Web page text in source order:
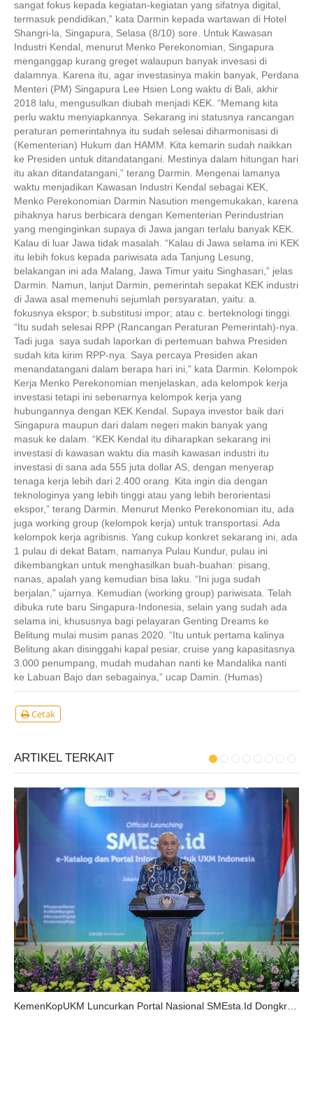
sangat fokus kepada kegiatan-kegiatan yang sifatnya digital,
termasuk pendidikan,” kata Darmin kepada wartawan di Hotel
Shangri-la, Singapura, Selasa (8/10) sore. Untuk Kawasan
Industri Kendal, menurut Menko Perekonomian, Singapura
menganggap kurang greget walaupun banyak invesasi di
dalamnya. Karena itu, agar investasinya makin banyak, Perdana
Menteri (PM) Singapura Lee Hsien Long waktu di Bali, akhir
2018 lalu, mengusulkan diubah menjadi KEK. “Memang kita
perlu waktu menyiapkannya. Sekarang ini statusnya rancangan
peraturan pemerintahnya itu sudah selesai diharmonisasi di
(Kementerian) Hukum dan HAMM. Kita kemarin sudah naikkan
ke Presiden untuk ditandatangani. Mestinya dalam hitungan hari
itu akan ditandatangani,” terang Darmin. Mengenai lamanya
waktu menjadikan Kawasan Industri Kendal sebagai KEK,
Menko Perekonomian Darmin Nasution mengemukakan, karena
pihaknya harus berbicara dengan Kementerian Perindustrian
yang menginginkan supaya di Jawa jangan terlalu banyak KEK.
Kalau di luar Jawa tidak masalah. “Kalau di Jawa selama ini KEK
itu lebih fokus kepada pariwisata ada Tanjung Lesung,
belakangan ini ada Malang, Jawa Timur yaitu Singhasari,” jelas
Darmin. Namun, lanjut Darmin, pemerintah sepakat KEK industri
di Jawa asal memenuhi sejumlah persyaratan, yaitu: a.
fokusnya ekspor; b.substitusi impor; atau c. berteknologi tinggi.
“Itu sudah selesai RPP (Rancangan Peraturan Pemerintah)-nya.
Tadi juga saya sudah laporkan di pertemuan bahwa Presiden
sudah kita kirim RPP-nya. Saya percaya Presiden akan
menandatangani dalam berapa hari ini,” kata Darmin. Kelompok
Kerja Menko Perekonomian menjelaskan, ada kelompok kerja
investasi tetapi ini sebenarnya kelompok kerja yang
hubungannya dengan KEK Kendal. Supaya investor baik dari
Singapura maupun dari dalam negeri makin banyak yang
masuk ke dalam. “KEK Kendal itu diharapkan sekarang ini
investasi di kawasan waktu dia masih kawasan industri itu
investasi di sana ada 555 juta dollar AS, dengan menyerap
tenaga kerja lebih dari 2.400 orang. Kita ingin dia dengan
teknologinya yang lebih tinggi atau yang lebih berorientasi
ekspor,” terang Darmin. Menurut Menko Perekonomian itu, ada
juga working group (kelompok kerja) untuk transportasi. Ada
kelompok kerja agribisnis. Yang cukup konkret sekarang ini, ada
1 pulau di dekat Batam, namanya Pulau Kundur, pulau ini
dikembangkan untuk menghasilkan buah-buahan: pisang,
nanas, apalah yang kemudian bisa laku. “Ini juga sudah
berjalan,” ujarnya. Kemudian (working group) pariwisata. Telah
dibuka rute baru Singapura-Indonesia, selain yang sudah ada
selama ini, khususnya bagi pelayaran Genting Dreams ke
Belitung mulai musim panas 2020. “Itu untuk pertama kalinya
Belitung akan disinggahi kapal pesiar, cruise yang kapasitasnya
3.000 penumpang, mudah mudahan nanti ke Mandalika nanti
ke Labuan Bajo dan sebagainya,” ucap Damin. (Humas)
Cetak
ARTIKEL TERKAIT
KemenKopUKM Luncurkan Portal Nasional SMEsta.Id Dongkrak UKM Go Global